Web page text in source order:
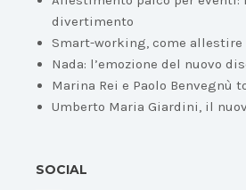
divertimento
Smart-working, come allestire
Nada: l’emozione del nuovo
Marina Rei e Paolo Benvegnù
Umberto Maria Giardini, il
SOCIAL